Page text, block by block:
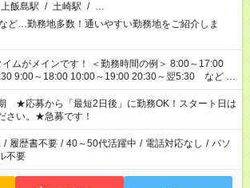
上飯島駅 / 土崎駅 / …
ど…勤務地多数！通いやすい勤務地をご紹介しま
です！ ＜勤務時間の例＞ 8:00～17:00
9:00～18:00 10:00～19:00 20:30～翌5:30 など ★
勤務時間多数！ 日勤のみ、残業なし、交替制など
えてください！
★応募から「最短2日後」に勤務OK！スタート日は
さい。★急募です！
/ 履歴書不要 / 40～50代活躍中 / 電話対応なし / パソ
不要